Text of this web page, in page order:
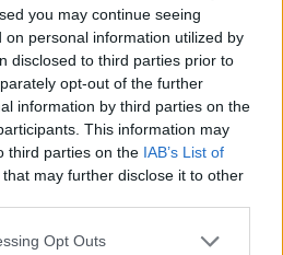
you may continue seeing
on personal information utilized by
disclosed to third parties prior to
opt-out of the further
information by third parties on the
This information may
third parties on the IAB’s List of
that may further disclose it to other
Opt Outs